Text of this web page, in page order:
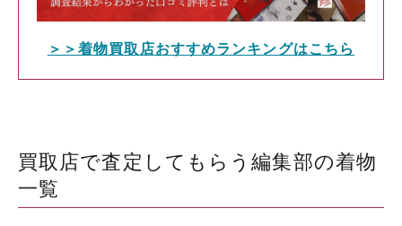
＞＞着物買取店おすすめランキングはこちら
買取店で査定してもらう編集部の着物
一覧